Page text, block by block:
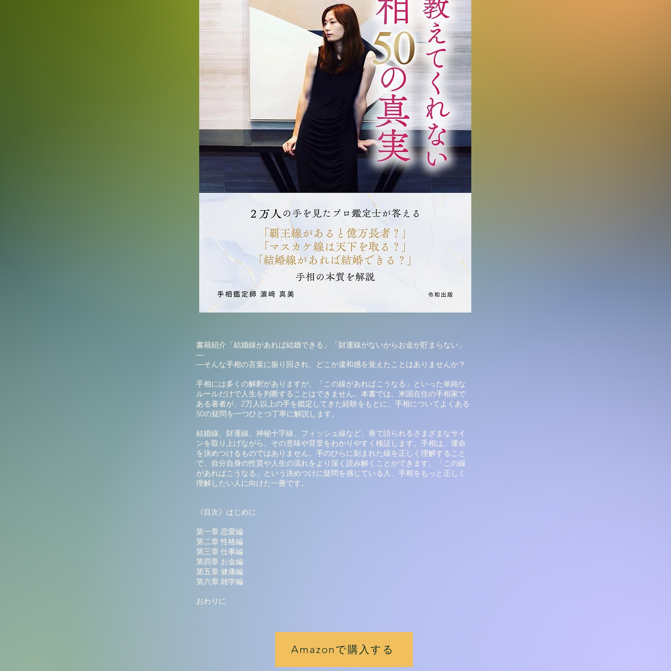
書籍紹介「結婚線があれば結婚できる」「財運線がないからお金が貯まらない」
―
―そんな手相の言葉に振り回され、どこか違和感を覚えたことはありませんか？
手相には多くの解釈がありますが、「この線があればこうなる」といった単純な
ルールだけで人生を判断することはできません。本書では、米国在住の手相家で
ある著者が、2万人以上の手を鑑定してきた経験をもとに、手相についてよくある
50の疑問を一つひとつ丁寧に解説します。
結婚線、財運線、神秘十字線、フィッシュ線など、巷で語られるさまざまなサイ
ンを取り上げながら、その意味や背景をわかりやすく検証します。手相は、運命
を決めつけるものではありません。手のひらに刻まれた線を正しく理解すること
で、自分自身の性質や人生の流れをより深く読み解くことができます。「この線
があればこうなる」という決めつけに疑問を感じている人、手相をもっと正しく
理解したい人に向けた一冊です。
《目次》はじめに
第一章 恋愛編
第二章 性格編
第三章 仕事編
第四章 お金編
第五章 健康編
第六章 雑学編
おわりに
Amazonで購入する